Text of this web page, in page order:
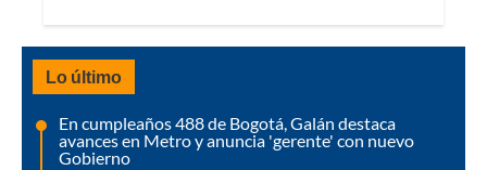
Lo último
En cumpleaños 488 de Bogotá, Galán destaca
avances en Metro y anuncia 'gerente' con nuevo
Gobierno